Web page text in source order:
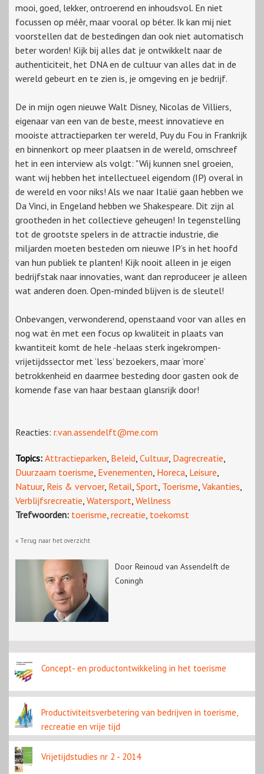
mooi, goed, lekker, ontroerend en inhoudsvol. En niet
focussen op méêr, maar vooral op béter. Ik kan mij niet
voorstellen dat de bestedingen dan ook niet automatisch
beter worden! Kijk bij alles dat je ontwikkelt naar de
authenticiteit, het DNA en de cultuur van alles dat in de
wereld gebeurt en te zien is, je omgeving en je bedrijf.
De in mijn ogen nieuwe Walt Disney, Nicolas de Villiers,
eigenaar van een van de beste, meest innovatieve en
mooiste attractieparken ter wereld, Puy du Fou in Frankrijk
en binnenkort op meer plaatsen in de wereld, omschreef
het in een interview als volgt: "Wij kunnen snel groeien,
want wij hebben het intellectueel eigendom (IP) overal in
de wereld en voor niks! Als we naar Italië gaan hebben we
Da Vinci, in Engeland hebben we Shakespeare. Dit zijn al
grootheden in het collectieve geheugen! In tegenstelling
tot de grootste spelers in de attractie industrie, die
miljarden moeten besteden om nieuwe IP’s in het hoofd
van hun publiek te planten! Kijk nooit alleen in je eigen
bedrijfstak naar innovaties, want dan reproduceer je alleen
wat anderen doen. Open-minded blijven is de sleutel!
Onbevangen, verwonderend, openstaand voor van alles en
nog wat èn met een focus op kwaliteit in plaats van
kwantiteit komt de hele -helaas sterk ingekrompen-
vrijetijdssector met ‘less’ bezoekers, maar ‘more’
betrokkenheid en daarmee besteding door gasten ook de
komende fase van haar bestaan glansrijk door!
Reacties: r.van.assendelft@me.com
Topics: Attractieparken, Beleid, Cultuur, Dagrecreatie,
Duurzaam toerisme, Evenementen, Horeca, Leisure,
Natuur, Reis & vervoer, Retail, Sport, Toerisme, Vakanties,
Verblijfsrecreatie, Watersport, Wellness
Trefwoorden: toerisme, recreatie, toekomst
« Terug naar het overzicht
Door Reinoud van Assendelft de
Coningh
Concept- en productontwikkeling in het toerisme
Productiviteitsverbetering van bedrijven in toerisme,
recreatie en vrije tijd
Vrijetijdstudies nr 2 - 2014